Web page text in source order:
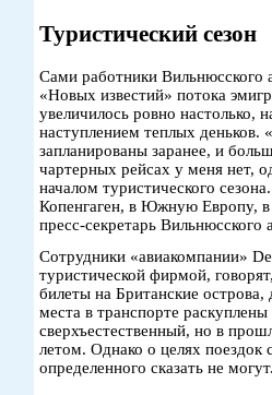
Туристический сезон
Сами работники Вильнюсского
«Новых известий» потока
увеличилось ровно настолько,
наступлением теплых деньков.
запланированы заранее, и
чартерных рейсах у меня нет,
началом туристического
Копенгаген, в Южную Европу,
пресс-секретарь
Сотрудники «авиакомпании»
туристической фирмой,
билеты на Британские острова,
места в транспорте
сверхъестественный, но в
летом. Однако о целях поездок
определенного сказать не